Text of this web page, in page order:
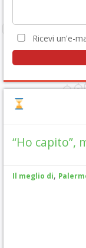
Ricevi un'e-
“Ho capito”,
Il meglio di,